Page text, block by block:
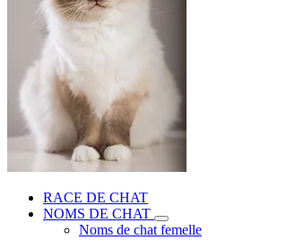
RACE DE CHAT
NOMS DE CHAT
Noms de chat femelle